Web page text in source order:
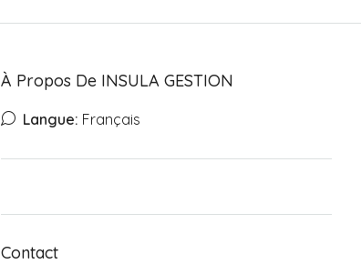
À Propos De INSULA GESTION
Langue: Français
Contact